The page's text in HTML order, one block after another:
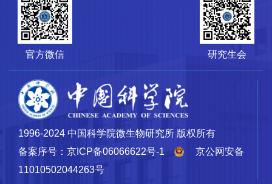
官方微信 研究生会
1996-2024 中国科学院微生物研究所 版权所有
备案序号：京ICP备06066622号-1
京公网安备
11010502044263号